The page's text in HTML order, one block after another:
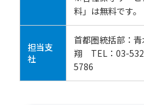
料」は無料です。
担当支
社
首都圏統括部：
翔 TEL：03-
5786